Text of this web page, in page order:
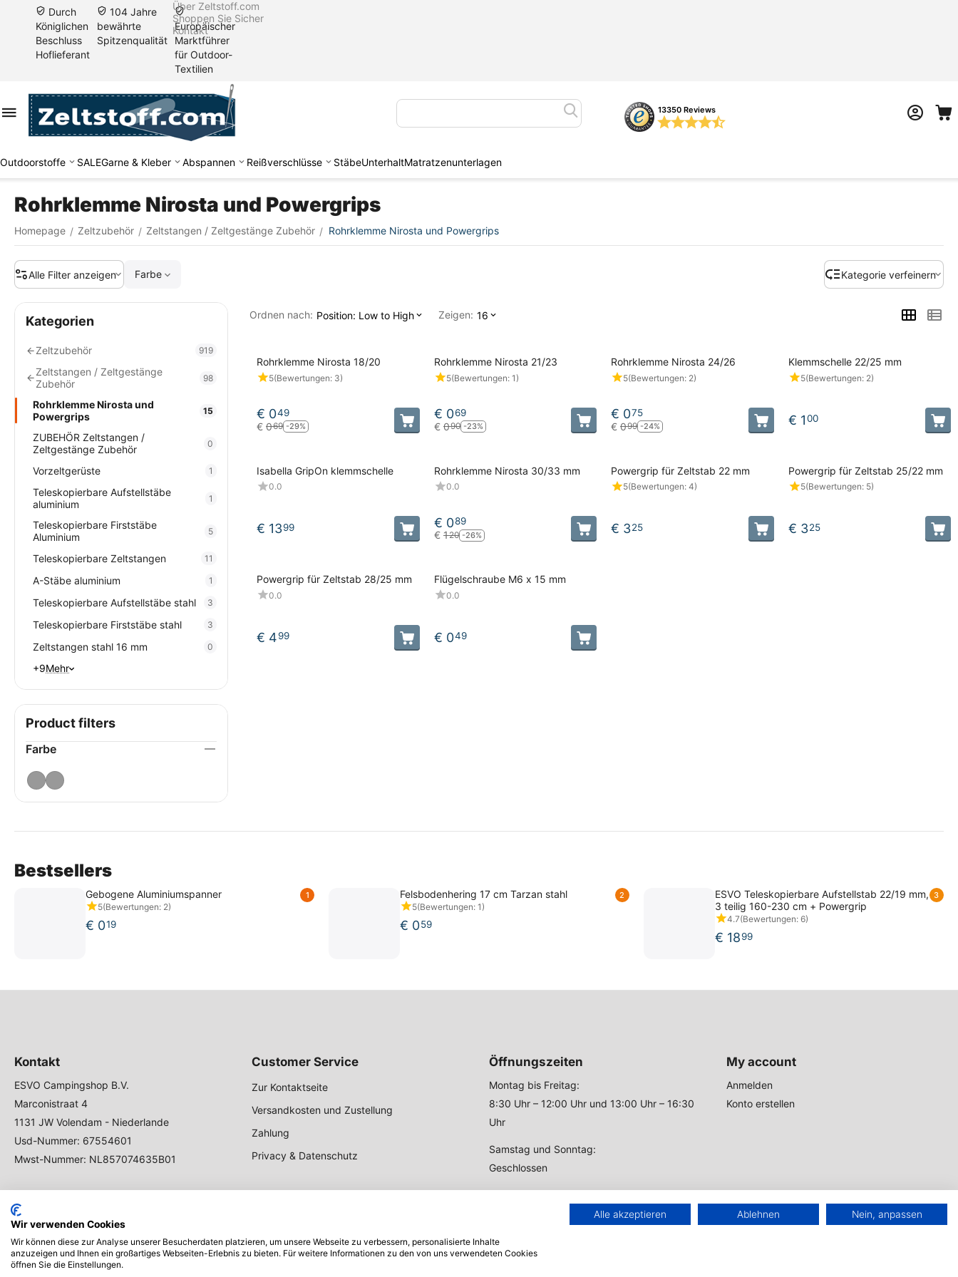
Durch
Königlichen
Beschluss
Hoflieferant
104 Jahre
bewährte
Spitzenqualität
Europäischer
Marktführer
für Outdoor-
Textilien
Über Zeltstoff.com
Shoppen Sie Sicher
Kontakt
13350 Reviews
Outdoorstoffe SALEGarne & Kleber Abspannen Reißverschlüsse StäbeUnterhaltMatratzenunterlagen
Rohrklemme Nirosta und Powergrips
Homepage / Zeltzubehör / Zeltstangen / Zeltgestänge Zubehör / Rohrklemme Nirosta und Powergrips
Alle Filter anzeigen Farbe Kategorie verfeinern
Ordnen nach: Position: Low to High Zeigen: 16
Rohrklemme Nirosta 18/20
5(Bewertungen: 3)
€ 049
€ 069 -29%
Rohrklemme Nirosta 21/23
5(Bewertungen: 1)
€ 069
€ 090 -23%
Rohrklemme Nirosta 24/26
5(Bewertungen: 2)
€ 075
€ 099 -24%
Klemmschelle 22/25 mm
5(Bewertungen: 2)
€ 100
Isabella GripOn klemmschelle
0.0
€ 1399
Rohrklemme Nirosta 30/33 mm
0.0
€ 089
€ 120 -26%
Powergrip für Zeltstab 22 mm
5(Bewertungen: 4)
€ 325
Powergrip für Zeltstab 25/22 mm
5(Bewertungen: 5)
€ 325
Powergrip für Zeltstab 28/25 mm
0.0
€ 499
Flügelschraube M6 x 15 mm
0.0
€ 049
Kategorien
Zeltzubehör 919
Zeltstangen / Zeltgestänge
Zubehör
98
Rohrklemme Nirosta und
Powergrips
15
ZUBEHÖR Zeltstangen /
Zeltgestänge Zubehör
0
Vorzeltgerüste 1
Teleskopierbare Aufstellstäbe
aluminium
1
Teleskopierbare Firststäbe
Aluminium
5
Teleskopierbare Zeltstangen 11
A-Stäbe aluminium 1
Teleskopierbare Aufstellstäbe stahl 3
Teleskopierbare Firststäbe stahl 3
Zeltstangen stahl 16 mm 0
+9Mehr
Product filters
Farbe
Bestsellers
1
Gebogene Aluminiumspanner
5(Bewertungen: 2)
€ 019
2
Felsbodenhering 17 cm Tarzan stahl
5(Bewertungen: 1)
€ 059
3
ESVO Teleskopierbare Aufstellstab 22/19 mm,
3 teilig 160-230 cm + Powergrip
4.7(Bewertungen: 6)
€ 1899
Kontakt
ESVO Campingshop B.V.
Marconistraat 4
1131 JW Volendam - Niederlande
Usd-Nummer: 67554601
Mwst-Nummer: NL857074635B01
Customer Service
Zur Kontaktseite
Versandkosten und Zustellung
Zahlung
Privacy & Datenschutz
Öffnungszeiten
Montag bis Freitag:
8:30 Uhr – 12:00 Uhr und 13:00 Uhr – 16:30
Uhr
Samstag und Sonntag:
Geschlossen
My account
Anmelden
Konto erstellen
Wir verwenden Cookies
Wir können diese zur Analyse unserer Besucherdaten platzieren, um unsere Webseite zu verbessern, personalisierte Inhalte
anzuzeigen und Ihnen ein großartiges Webseiten-Erlebnis zu bieten. Für weitere Informationen zu den von uns verwendeten Cookies
öffnen Sie die Einstellungen.
Alle akzeptieren Ablehnen Nein, anpassen